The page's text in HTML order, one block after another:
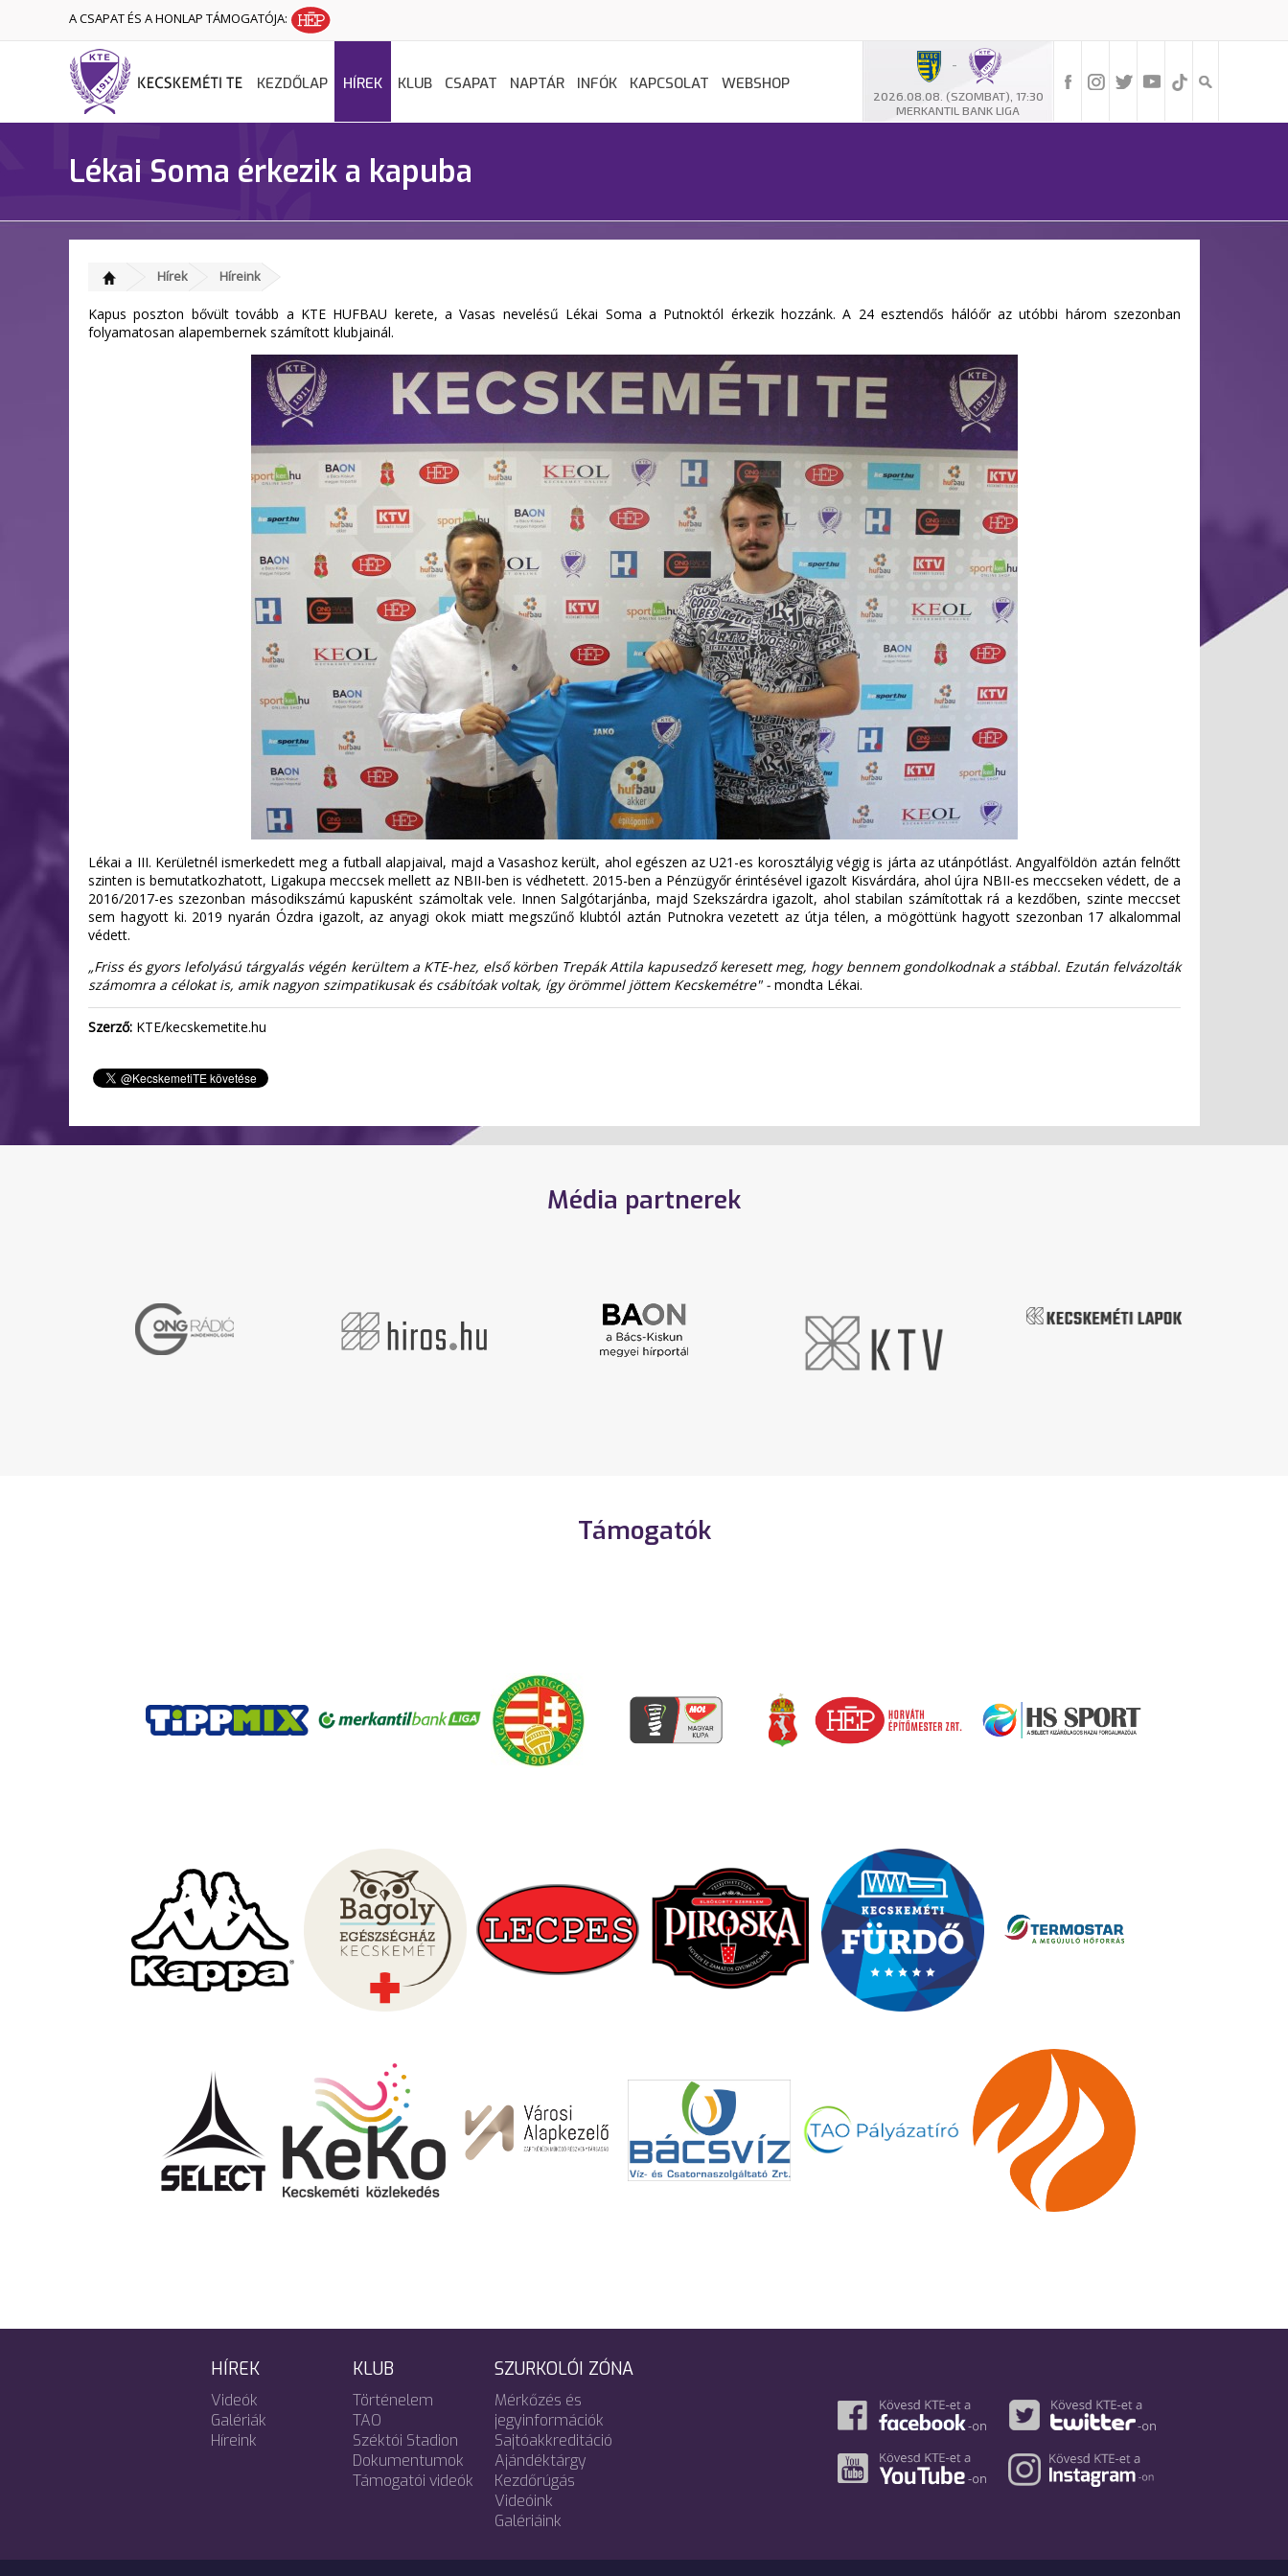
A CSAPAT ÉS A HONLAP TÁMOGATÓJA:
-
2026.08.08. (SZOMBAT), 17:30
MERKANTIL BANK LIGA
KEZDŐLAP HÍREK KLUB CSAPAT NAPTÁR INFÓK KAPCSOLAT WEBSHOP
Lékai Soma érkezik a kapuba
Hírek Híreink
Kapus poszton bővült tovább a KTE HUFBAU kerete, a Vasas nevelésű Lékai Soma a Putnoktól érkezik hozzánk. A 24 esztendős hálóőr az utóbbi három szezonban
folyamatosan alapembernek számított klubjainál.
Lékai a III. Kerületnél ismerkedett meg a futball alapjaival, majd a Vasashoz került, ahol egészen az U21-es korosztályig végig is járta az utánpótlást. Angyalföldön aztán felnőtt
szinten is bemutatkozhatott, Ligakupa meccsek mellett az NBII-ben is védhetett. 2015-ben a Pénzügyőr érintésével igazolt Kisvárdára, ahol újra NBII-es meccseken védett, de a
2016/2017-es szezonban másodikszámú kapusként számoltak vele. Innen Salgótarjánba, majd Szekszárdra igazolt, ahol stabilan számítottak rá a kezdőben, szinte meccset
sem hagyott ki. 2019 nyarán Ózdra igazolt, az anyagi okok miatt megszűnő klubtól aztán Putnokra vezetett az útja télen, a mögöttünk hagyott szezonban 17 alkalommal
védett.
„Friss és gyors lefolyású tárgyalás végén kerültem a KTE-hez, első körben Trepák Attila kapusedző keresett meg, hogy bennem gondolkodnak a stábbal. Ezután felvázolták
számomra a célokat is, amik nagyon szimpatikusak és csábítóak voltak, így örömmel jöttem Kecskemétre" - mondta Lékai.
Szerző: KTE/kecskemetite.hu
Média partnerek
Támogatók
HÍREK
Videók
Galériák
Híreink
KLUB
Történelem
TAO
Széktói Stadion
Dokumentumok
Támogatói videók
SZURKOLÓI ZÓNA
Mérkőzés és
jegyinformációk
Sajtóakkreditáció
Ajándéktárgy
Kezdőrúgás
Videóink
Galériáink